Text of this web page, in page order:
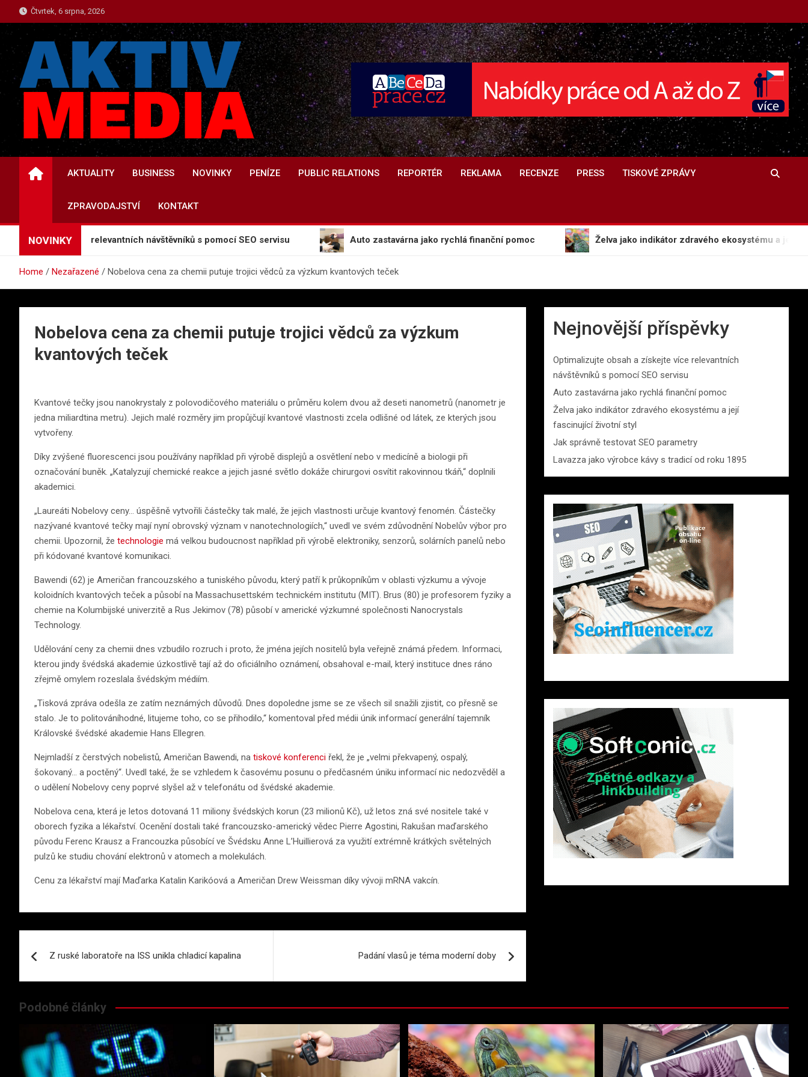
to
content
Čtvrtek, 6 srpna, 2026
INFORMACE.AKTIVMEDIA.CZ
Informace a Novinky
AKTUALITY BUSINESS NOVINKY PENÍZE PUBLIC RELATIONS REPORTÉR REKLAMA RECENZE PRESS TISKOVÉ ZPRÁVY
ZPRAVODAJSTVÍ KONTAKT
NOVINKY
získejte více relevantních návštěvníků s pomocí SEO servisu Auto zastavárna jako rychlá finanční pomoc Želva jako indikátor zdravého ekosystému a její
Home Nezařazené Nobelova cena za chemii putuje trojici vědců za výzkum kvantových teček
Nobelova cena za chemii putuje trojici vědců za výzkum
kvantových teček
Kvantové tečky jsou nanokrystaly z polovodičového materiálu o průměru kolem dvou až deseti nanometrů (nanometr je
jedna miliardtina metru). Jejich malé rozměry jim propůjčují kvantové vlastnosti zcela odlišné od látek, ze kterých jsou
vytvořeny.
Díky zvýšené fluorescenci jsou používány například při výrobě displejů a osvětlení nebo v medicíně a biologii při
označování buněk. „Katalyzují chemické reakce a jejich jasné světlo dokáže chirurgovi osvítit rakovinnou tkáň,“ doplnili
akademici.
„Laureáti Nobelovy ceny… úspěšně vytvořili částečky tak malé, že jejich vlastnosti určuje kvantový fenomén. Částečky
nazývané kvantové tečky mají nyní obrovský význam v nanotechnologiích,“ uvedl ve svém zdůvodnění Nobelův výbor pro
chemii. Upozornil, že technologie má velkou budoucnost například při výrobě elektroniky, senzorů, solárních panelů nebo
při kódované kvantové komunikaci.
Bawendi (62) je Američan francouzského a tuniského původu, který patří k průkopníkům v oblasti výzkumu a vývoje
koloidních kvantových teček a působí na Massachusettském technickém institutu (MIT). Brus (80) je profesorem fyziky a
chemie na Kolumbijské univerzitě a Rus Jekimov (78) působí v americké výzkumné společnosti Nanocrystals
Technology.
Udělování ceny za chemii dnes vzbudilo rozruch i proto, že jména jejích nositelů byla veřejně známá předem. Informaci,
kterou jindy švédská akademie úzkostlivě tají až do oficiálního oznámení, obsahoval e-mail, který instituce dnes ráno
zřejmě omylem rozeslala švédským médiím.
„Tisková zpráva odešla ze zatím neznámých důvodů. Dnes dopoledne jsme se ze všech sil snažili zjistit, co přesně se
stalo. Je to politováníhodné, litujeme toho, co se přihodilo,“ komentoval před médii únik informací generální tajemník
Královské švédské akademie Hans Ellegren.
Nejmladší z čerstvých nobelistů, Američan Bawendi, na tiskové konferenci řekl, že je „velmi překvapený, ospalý,
šokovaný… a poctěný“. Uvedl také, že se vzhledem k časovému posunu o předčasném úniku informací nic nedozvěděl a
o udělení Nobelovy ceny poprvé slyšel až v telefonátu od švédské akademie.
Nobelova cena, která je letos dotovaná 11 miliony švédských korun (23 milionů Kč), už letos zná své nositele také v
oborech fyzika a lékařství. Ocenění dostali také francouzsko-americký vědec Pierre Agostini, Rakušan maďarského
původu Ferenc Krausz a Francouzka působící ve Švédsku Anne L’Huillierová za využití extrémně krátkých světelných
pulzů ke studiu chování elektronů v atomech a molekulách.
Cenu za lékařství mají Maďarka Katalin Karikóová a Američan Drew Weissman díky vývoji mRNA vakcín.
pro
Z ruské laboratoře na ISS unikla chladicí kapalina Padání vlasů je téma moderní doby
Nejnovější příspěvky
Optimalizujte obsah a získejte více relevantních
návštěvníků s pomocí SEO servisu
Auto zastavárna jako rychlá finanční pomoc
Želva jako indikátor zdravého ekosystému a její
fascinující životní styl
Jak správně testovat SEO parametry
Lavazza jako výrobce kávy s tradicí od roku 1895
Podobné články